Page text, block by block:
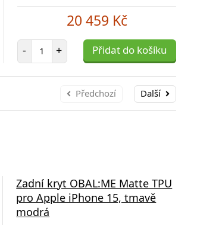
20 459 Kč
- Počet položek
+ Přidat do košíku
Předchozí Další
Zadní kryt OBAL:ME Matte TPU
pro Apple iPhone 15, tmavě
modrá